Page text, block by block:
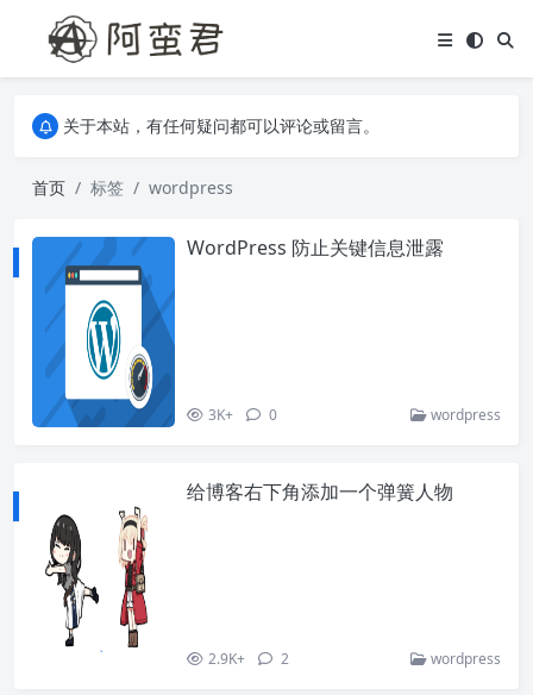
关于本站，有任何疑问都可以评论或留言。
关于本站，有任何疑问都可以评论或留言。
首页
标签 wordpress
WordPress 防止关键信息泄露
3K+ 0 wordpress
给博客右下角添加一个弹簧人物
2.9K+ 2 wordpress